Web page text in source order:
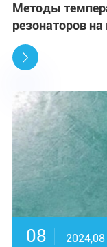
Методы
резонаторов

08 2024,08